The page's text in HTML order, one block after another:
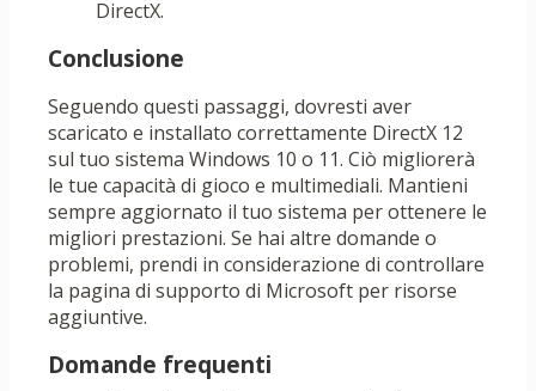
DirectX.
Conclusione
Seguendo questi passaggi, dovresti aver
scaricato e installato correttamente DirectX 12
sul tuo sistema Windows 10 o 11. Ciò migliorerà
le tue capacità di gioco e multimediali. Mantieni
sempre aggiornato il tuo sistema per ottenere le
migliori prestazioni. Se hai altre domande o
problemi, prendi in considerazione di controllare
la pagina di supporto di Microsoft per risorse
aggiuntive.
Domande frequenti